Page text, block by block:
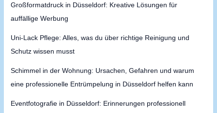
Großformatdruck in Düsseldorf: Kreative Lösungen für
auffällige Werbung
Uni-Lack Pflege: Alles, was du über richtige Reinigung und
Schutz wissen musst
Schimmel in der Wohnung: Ursachen, Gefahren und warum
eine professionelle Entrümpelung in Düsseldorf helfen kann
Eventfotografie in Düsseldorf: Erinnerungen professionell